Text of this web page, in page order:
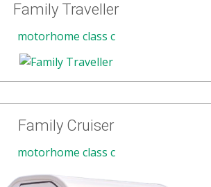
Family Traveller
motorhome class c
Family Cruiser
motorhome class c